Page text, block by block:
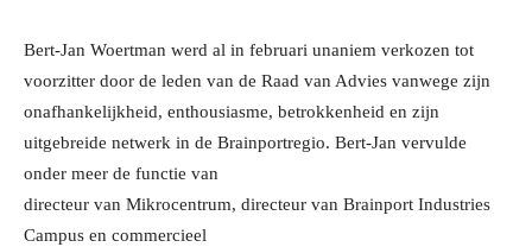
Bert-Jan Woertman werd al in februari unaniem verkozen tot
voorzitter door de leden van de Raad van Advies vanwege zijn
onafhankelijkheid, enthousiasme, betrokkenheid en zijn
uitgebreide netwerk in de Brainportregio. Bert-Jan vervulde
onder meer de functie van
directeur van Mikrocentrum, directeur van Brainport Industries
Campus en commercieel